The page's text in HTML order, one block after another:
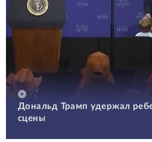
Дональд Трамп удержал
сцены